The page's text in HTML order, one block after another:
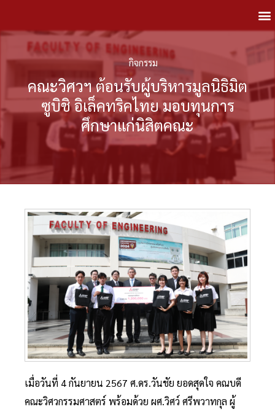
กิจกรรม
คณะวิศวฯ ต้อนรับผู้บริหารมูลนิธิมิต
ซูบิชิ อิเล็คทริคไทย มอบทุนการ
ศึกษาแก่นิสิตคณะ
เมื่อวันที่ 4 กันยายน 2567 ศ.ดร.วันชัย ยอดสุดใจ คณบดี
คณะวิศวกรรมศาสตร์ พร้อมด้วย ผศ.วิศว์ ศรีพวาทกุล ผู้